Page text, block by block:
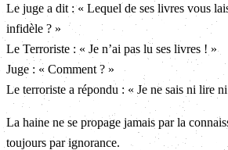
Le juge a dit : « Lequel de ses livres vous
infidèle ? »
Le Terroriste : « Je n’ai pas lu ses livres ! »
Juge : « Comment ? »
Le terroriste a répondu : « Je ne sais ni lire
La haine ne se propage jamais par la
toujours par ignorance.